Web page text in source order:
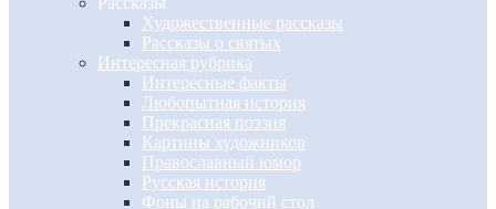
Художественные рассказы
Рассказы о святых
Интересная рубрика
Интересные факты
Любопытная история
Прекрасная поэзия
Картины художников
Православный юмор
Русская история
Фоны на рабочий стол